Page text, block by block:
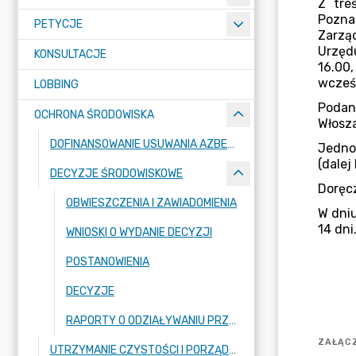
PETYCJE
KONSULTACJE
LOBBING
OCHRONA ŚRODOWISKA
DOFINANSOWANIE USUWANIA AZBESTU
DECYZJE ŚRODOWISKOWE
OBWIESZCZENIA I ZAWIADOMIENIA
WNIOSKI O WYDANIE DECYZJI
POSTANOWIENIA
DECYZJE
RAPORTY O ODZIAŁYWANIU PRZEDSIĘWZIĘĆ NA ŚRODOWISKO
UTRZYMANIE CZYSTOŚCI I PORZĄDKU